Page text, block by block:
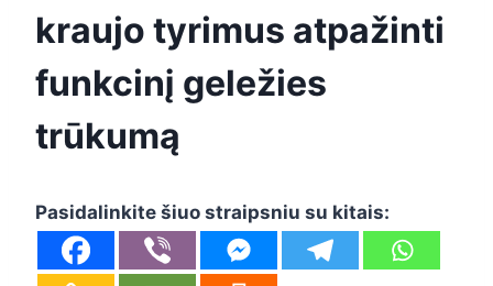
kraujo tyrimus atpažinti
funkcinį geležies
trūkumą
Pasidalinkite šiuo straipsniu su kitais: